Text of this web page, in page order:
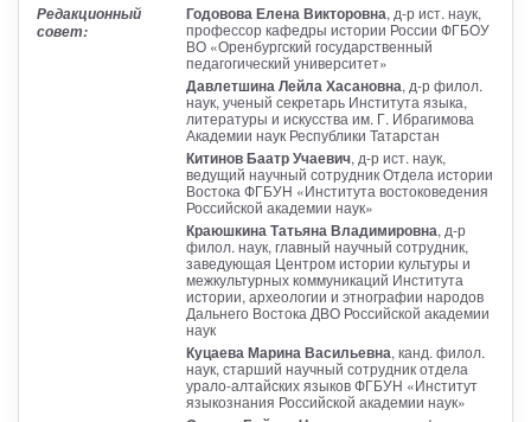
Редакционный
совет:
Годовова Елена Викторовна, д-р ист. наук,
профессор кафедры истории России ФГБОУ
ВО «Оренбургский государственный
педагогический университет»
Давлетшина Лейла Хасановна, д-р филол.
наук, ученый секретарь Института языка,
литературы и искусства им. Г. Ибрагимова
Академии наук Республики Татарстан
Китинов Баатр Учаевич, д-р ист. наук,
ведущий научный сотрудник Отдела истории
Востока ФГБУН «Института востоковедения
Российской академии наук»
Краюшкина Татьяна Владимировна, д-р
филол. наук, главный научный сотрудник,
заведующая Центром истории культуры и
межкультурных коммуникаций Института
истории, археологии и этнографии народов
Дальнего Востока ДВО Российской академии
наук
Куцаева Марина Васильевна, канд. филол.
наук, старший научный сотрудник отдела
урало-алтайских языков ФГБУН «Институт
языкознания Российской академии наук»